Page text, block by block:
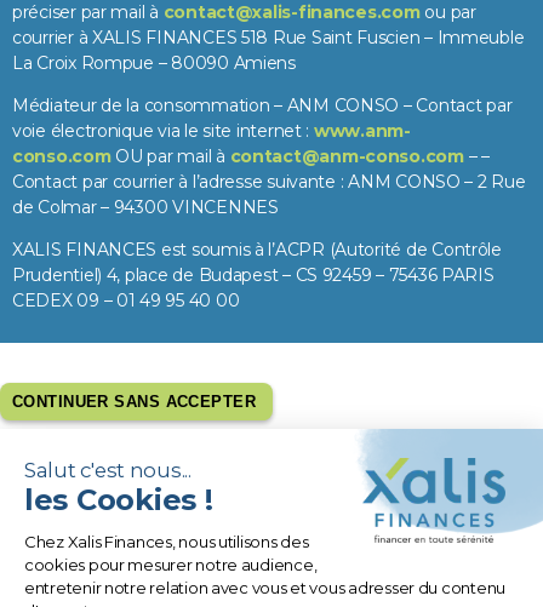
préciser par mail à contact@xalis-finances.comou par
courrier à XALIS FINANCES 518 Rue Saint Fuscien – Immeuble
La Croix Rompue – 80090 Amiens
Médiateur de la consommation – ANM CONSO – Contact par
voie électronique via le site internet : www.anm-
conso.comOU par mail à contact@anm-conso.com– –
Contact par courrier à l’adresse suivante : ANM CONSO – 2 Rue
de Colmar – 94300 VINCENNES
XALIS FINANCES est soumis à l’ACPR (Autorité de Contrôle
Prudentiel) 4, place de Budapest – CS 92459 – 75436 PARIS
CEDEX 09 – 01 49 95 40 00
CONTINUER SANS ACCEPTER
Salut c'est nous...
les Cookies !
Chez Xalis Finances, nous utilisons des
cookies pour mesurer notre audience,
entretenir notre relation avec vous et vous adresser du contenu